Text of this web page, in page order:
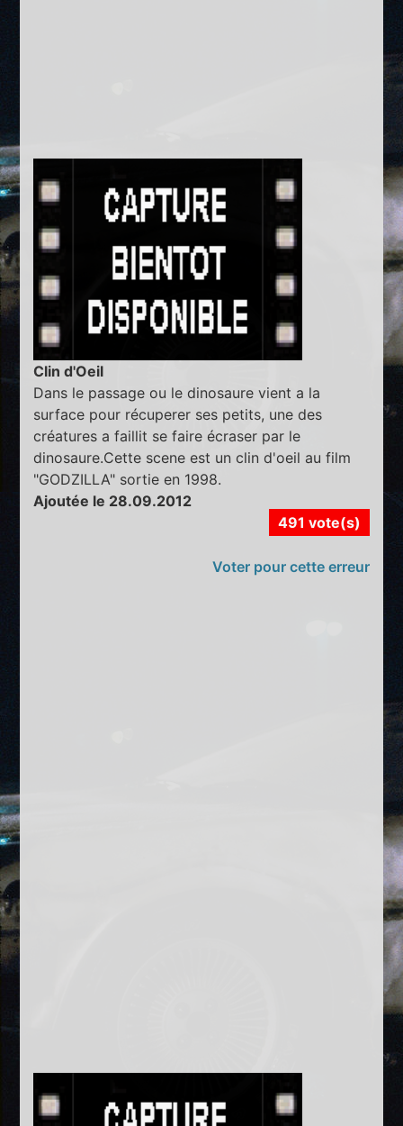
Clin d'Oeil
Dans le passage ou le dinosaure vient a la
surface pour récuperer ses petits, une des
créatures a faillit se faire écraser par le
dinosaure.Cette scene est un clin d'oeil au film
"GODZILLA" sortie en 1998.
Ajoutée le 28.09.2012
491 vote(s)
Voter pour cette erreur